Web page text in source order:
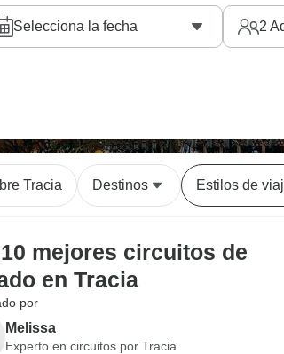
Selecciona la fecha 2
Tracia Destinos Estilos de
mejores circuitos de
en Tracia
por
Melissa
Experto en circuitos por Tracia